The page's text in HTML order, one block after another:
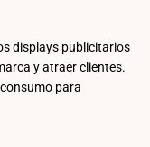
displays publicitarios
y atraer clientes.
para